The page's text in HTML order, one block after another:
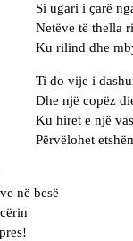
Si ugari i çarë
Netëve të thella
Ku rilind dhe
Ti do vije i
Dhe një copëz
Ku hiret e një
Përvëlohet
në besë